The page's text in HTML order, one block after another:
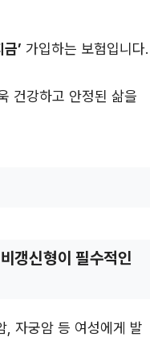
금’ 가입하는 보험입니다.
건강하고 안정된 삶을
갱신형이 필수적인
자궁암 등 여성에게 발